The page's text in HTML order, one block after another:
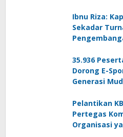
Ibnu Riza:
Sekadar
35.936
Dorong E-
Generasi
Pelantikan
Pertegas
Organisasi